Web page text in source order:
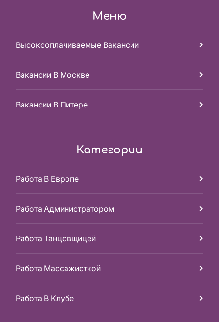
Меню
Высокооплачиваемые Вакансии
Вакансии В Москве
Вакансии В Питере
Категории
Работа В Европе
Работа Администратором
Работа Танцовщицей
Работа Массажисткой
Работа В Клубе